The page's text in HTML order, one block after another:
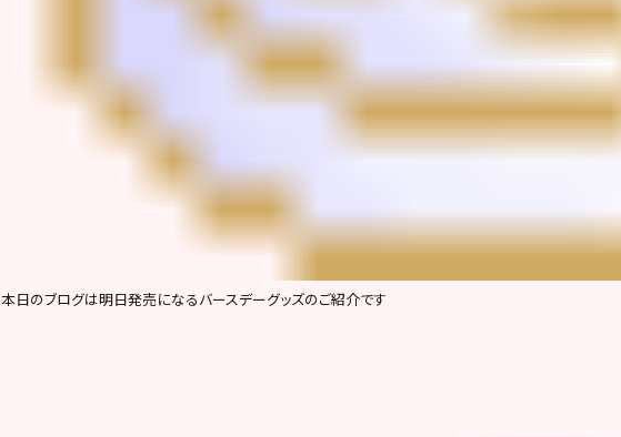
本日のブログは明日発売になるバースデーグッズのご紹介です